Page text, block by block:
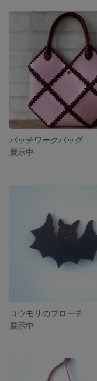
パッチワークバッグ
展示中
コウモリのブローチ
展示中